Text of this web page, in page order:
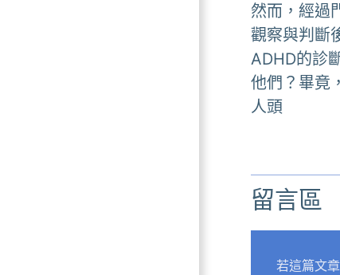
然而，經過
觀察與判斷
ADHD的診
他們？畢竟
人頭
留言區
若這篇文